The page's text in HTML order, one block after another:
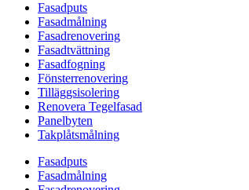
Fasadputs
Fasadmålning
Fasadrenovering
Fasadtvättning
Fasadfogning
Fönsterrenovering
Tilläggsisolering
Renovera Tegelfasad
Panelbyten
Takplåtsmålning
Fasadputs
Fasadmålning